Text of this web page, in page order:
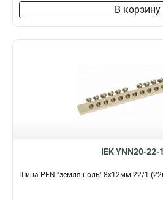
В корзину
IEK YNN20-22-
Шина PEN "земля-ноль" 8х12мм 22/1